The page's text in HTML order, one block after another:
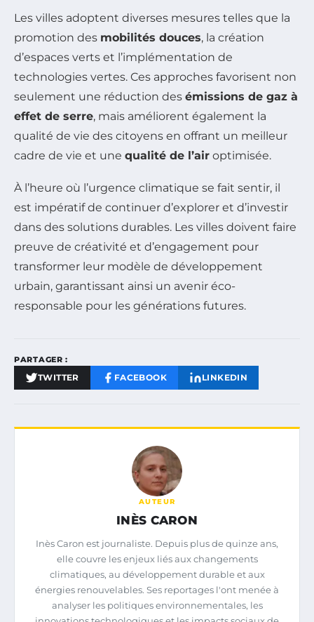
Les villes adoptent diverses mesures telles que la
promotion des mobilités douces, la création
d’espaces verts et l’implémentation de
technologies vertes. Ces approches favorisent non
seulement une réduction des émissions de gaz à
effet de serre, mais améliorent également la
qualité de vie des citoyens en offrant un meilleur
cadre de vie et une qualité de l’air optimisée.
À l’heure où l’urgence climatique se fait sentir, il
est impératif de continuer d’explorer et d’investir
dans des solutions durables. Les villes doivent faire
preuve de créativité et d’engagement pour
transformer leur modèle de développement
urbain, garantissant ainsi un avenir éco-
responsable pour les générations futures.
PARTAGER :
TWITTER FACEBOOK LINKEDIN
AUTEUR
INÈS CARON
Inès Caron est journaliste. Depuis plus de quinze ans,
elle couvre les enjeux liés aux changements
climatiques, au développement durable et aux
énergies renouvelables. Ses reportages l'ont menée à
analyser les politiques environnementales, les